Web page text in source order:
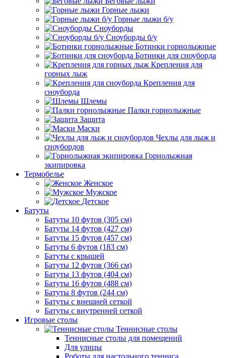
Горные лыжи
Горные лыжи б/у
Сноуборды
Сноуборды б/у
Ботинки горнолыжные
Ботинки для сноуборда
Крепления для
горных лыж
Крепления для
сноуборда
Шлемы
Палки горнолыжные
Защита
Маски
Чехлы для лыж и
сноубордов
Горнолыжная
экипировка
Термобелье
Женское
Мужское
Детское
Батуты
Батуты 10 футов (305 см)
Батуты 14 футов (427 см)
Батуты 15 футов (457 см)
Батуты 6 футов (183 см)
Батуты с крышей
Батуты 12 футов (366 см)
Батуты 13 футов (404 см)
Батуты 16 футов (488 см)
Батуты 8 футов (244 см)
Батуты с внешней сеткой
Батуты с внутренней сеткой
Игровые столы
Теннисные столы
Теннисные столы для помещений
Для улицы
Роботы для настольного тенниса